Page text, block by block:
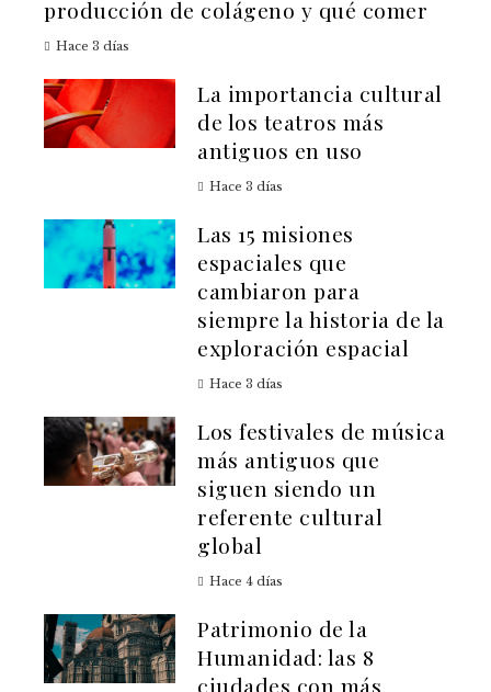
producción de colágeno y qué comer
Hace 3 días
La importancia cultural
de los teatros más
antiguos en uso
Hace 3 días
Las 15 misiones
espaciales que
cambiaron para
siempre la historia de la
exploración espacial
Hace 3 días
Los festivales de música
más antiguos que
siguen siendo un
referente cultural
global
Hace 4 días
Patrimonio de la
Humanidad: las 8
ciudades con más